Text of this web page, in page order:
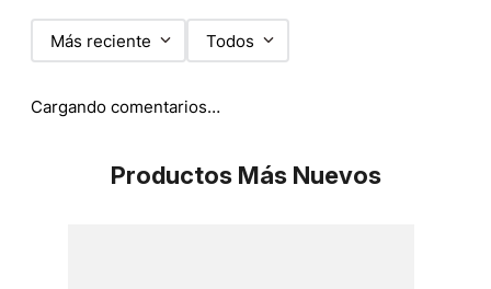
Más reciente Todos
Cargando comentarios…
Productos Más Nuevos